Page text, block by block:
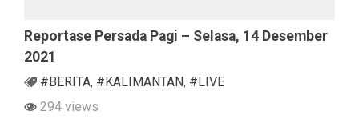
Reportase Persada Pagi – Selasa, 14 Desember
2021
#BERITA, #KALIMANTAN, #LIVE
294 views